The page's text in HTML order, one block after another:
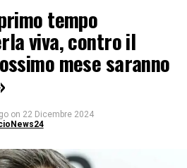
tempo
viva, contro il
mese saranno
on 22 Dicembre 2024